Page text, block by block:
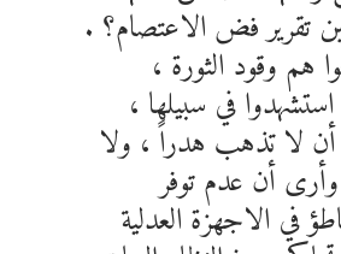
تقرير فض الاعتصام؟ .
هم وقود الثورة ،
في سبيلها ،
لا تذهب هدراً ، ولا
أن عدم توفر
في الاجهزة العدلية